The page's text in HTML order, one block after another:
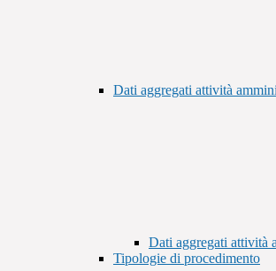
Dati aggregati attività
Dati aggregati attività
Tipologie di procedimento